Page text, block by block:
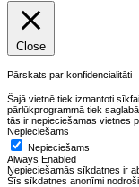
Close
Pārskats par konfidencialitāti
Šajā vietnē tiek izmantoti
pārlūkprogrammā tiek
tās ir nepieciešamas vietnes
Nepieciešams
Nepieciešams
Always Enabled
Nepieciešamās sīkdatnes ir
Šīs sīkdatnes anonīmi